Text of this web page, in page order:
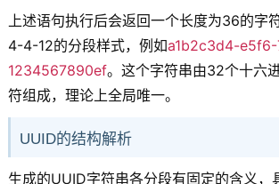
上述语句执行后会返回一个长度为36的字
4-4-12的分段样式，例如a1b2c3d4-
1234567890ef。这个字符串由32个十六
符组成，理论上全局唯一。
UUID的结构解析
生成的UUID字符串各分段有固定的含义，